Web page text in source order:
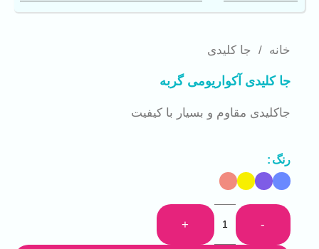
خانه / جا کلیدی
جا کلیدی آکواریومی گربه
جاکلیدی مقاوم و بسیار با کیفیت
رنگ
-
+